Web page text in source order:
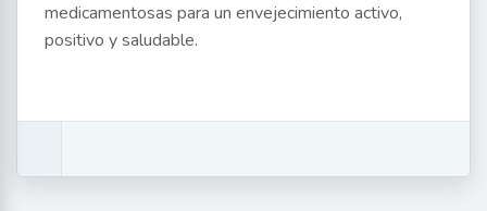
medicamentosas para un envejecimiento activo,
positivo y saludable.